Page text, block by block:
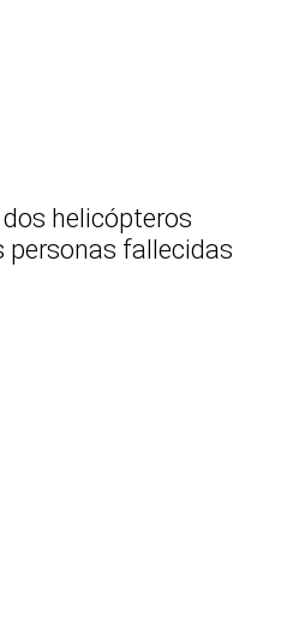
helicópteros
personas fallecidas